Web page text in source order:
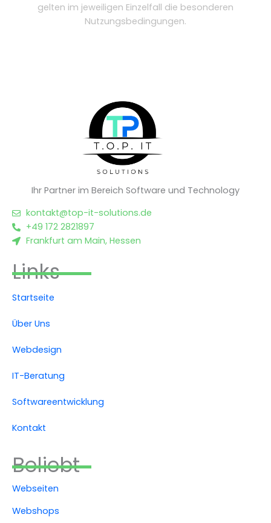
gelten im jeweiligen Einzelfall die besonderen
Nutzungsbedingungen.
Ihr Partner im Bereich Software und Technology
kontakt@top-it-solutions.de
+49 172 2821897
Frankfurt am Main, Hessen
Links
Startseite
Über Uns
Webdesign
IT-Beratung
Softwareentwicklung
Kontakt
Beliebt
Webseiten
Webshops